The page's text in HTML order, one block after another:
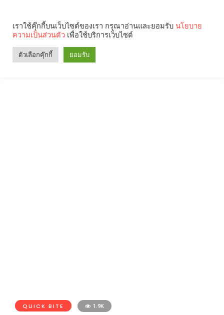
Search
QUICK BITE 1.9K
เราใช้คุ๊กกี้บนเว็บไซต์ของเรา กรุณาอ่านและยอมรับ นโยบาย
ความเป็นส่วนตัว เพื่อใช้บริการเว็บไซต์
ตัวเลือกคุ๊กกี้ ยอมรับ